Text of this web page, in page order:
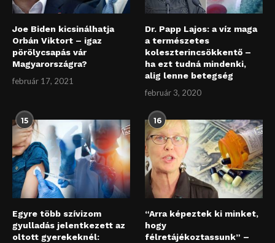
Joe Biden kicsinálhatja
Orbán Viktort – igaz
pörölycsapás vár
Magyarországra?
február 17, 2021
Dr. Papp Lajos: a víz maga
a természetes
koleszterincsökkentő –
ha ezt tudná mindenki,
alig lenne betegség
február 3, 2020
15
Egyre több szívizom
gyulladás jelentkezett az
oltott gyerekeknél:
16
“Arra képeztek ki minket,
hogy
félretájékoztassunk” –